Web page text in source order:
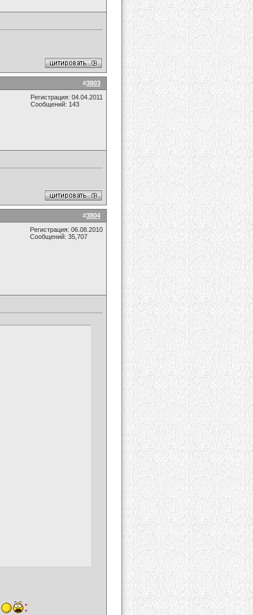
#3803
Регистрация: 04.04.2011
Сообщений: 143
#3804
Регистрация: 06.08.2010
Сообщений: 35,707
: